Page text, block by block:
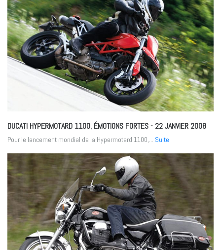
DUCATI HYPERMOTARD 1100, ÉMOTIONS FORTES- 22 JANVIER 2008
Pour le lancement mondial de la Hypermotard 1100,... Suite